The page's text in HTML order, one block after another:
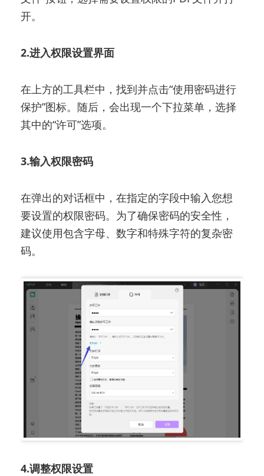
开。
2.进入权限设置界面
在上方的工具栏中，找到并点击“使用密码进行
保护”图标。随后，会出现一个下拉菜单，选择
其中的“许可”选项。
3.输入权限密码
在弹出的对话框中，在指定的字段中输入您想
要设置的权限密码。为了确保密码的安全性，
建议使用包含字母、数字和特殊字符的复杂密
码。
4.调整权限设置